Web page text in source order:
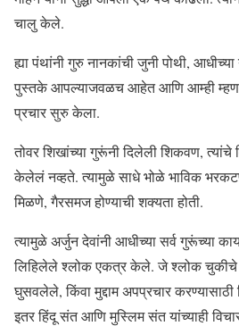
चालु केले.
ह्या पंथांनी गुरु नानकांची जुनी पोथी,
पुस्तके आपल्याजवळच आहेत आणि आम्ही
प्रचार सुरु केला.
तोवर शिखांच्या गुरूंनी दिलेली शिकवण,
केलेलं नव्हते. त्यामुळे साधे भोळे भाविक
मिळणे, गैरसमज होण्याची शक्यता होती.
त्यामुळे अर्जुन देवांनी आधीच्या सर्व गुरूंच्या
लिहिलेले श्लोक एकत्र केले. जे श्लोक चुकीचे
घुसवलेले, किंवा मुद्दाम अपप्रचार
इतर हिंदू संत आणि मुस्लिम संत यांच्याही